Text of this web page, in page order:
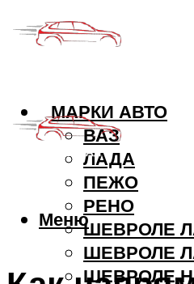
МАРКИ АВТО
ВАЗ
ЛАДА
ПЕЖО
РЕНО
ШЕВРОЛЕ
ШЕВРОЛЕ
ШЕВРОЛЕ
Меню